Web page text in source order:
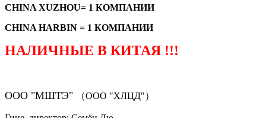
CHINA XUZHOU= 1 КОМПАНИИ
CHINA HARBIN = 1 КОМПАНИИ
НАЛИЧНЫЕ В КИТАЯ !!!
ООО "МШТЭ" （ООО "ХЛЦД"）